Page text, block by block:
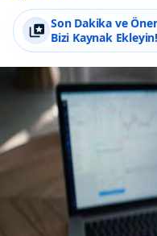
Son Dakika ve
Bizi Kaynak Ekleyin!